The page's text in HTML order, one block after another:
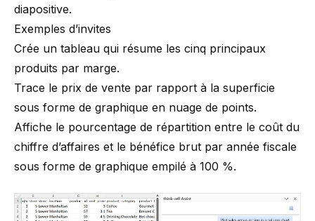
diapositive.
Exemples d’invites
Crée un tableau qui résume les cinq principaux
produits par marge.
Trace le prix de vente par rapport à la superficie
sous forme de graphique en nuage de points.
Affiche le pourcentage de répartition entre le coût du
chiffre d’affaires et le bénéfice brut par année fiscale
sous forme de graphique empilé à 100 %.